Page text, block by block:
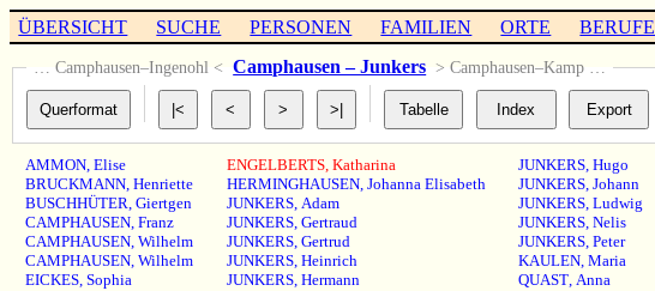
ÜBERSICHT SUCHE PERSONEN FAMILIEN ORTE BERUFE
… Camphausen–Ingenohl < Camphausen – Junkers > Camphausen–Kamp …
AMMON,Elise
BRUCKMANN,Henriette
BUSCHHÜTER,Giertgen
CAMPHAUSEN,Franz
CAMPHAUSEN,Wilhelm
CAMPHAUSEN,Wilhelm
EICKES,Sophia
ENGELBERTS, Katharina
HERMINGHAUSEN, Johanna Elisabeth
JUNKERS, Adam
JUNKERS, Gertraud
JUNKERS, Gertrud
JUNKERS, Heinrich
JUNKERS, Hermann
JUNKERS, Hugo
JUNKERS, Johann
JUNKERS, Ludwig
JUNKERS, Nelis
JUNKERS, Peter
KAULEN, Maria
QUAST, Anna